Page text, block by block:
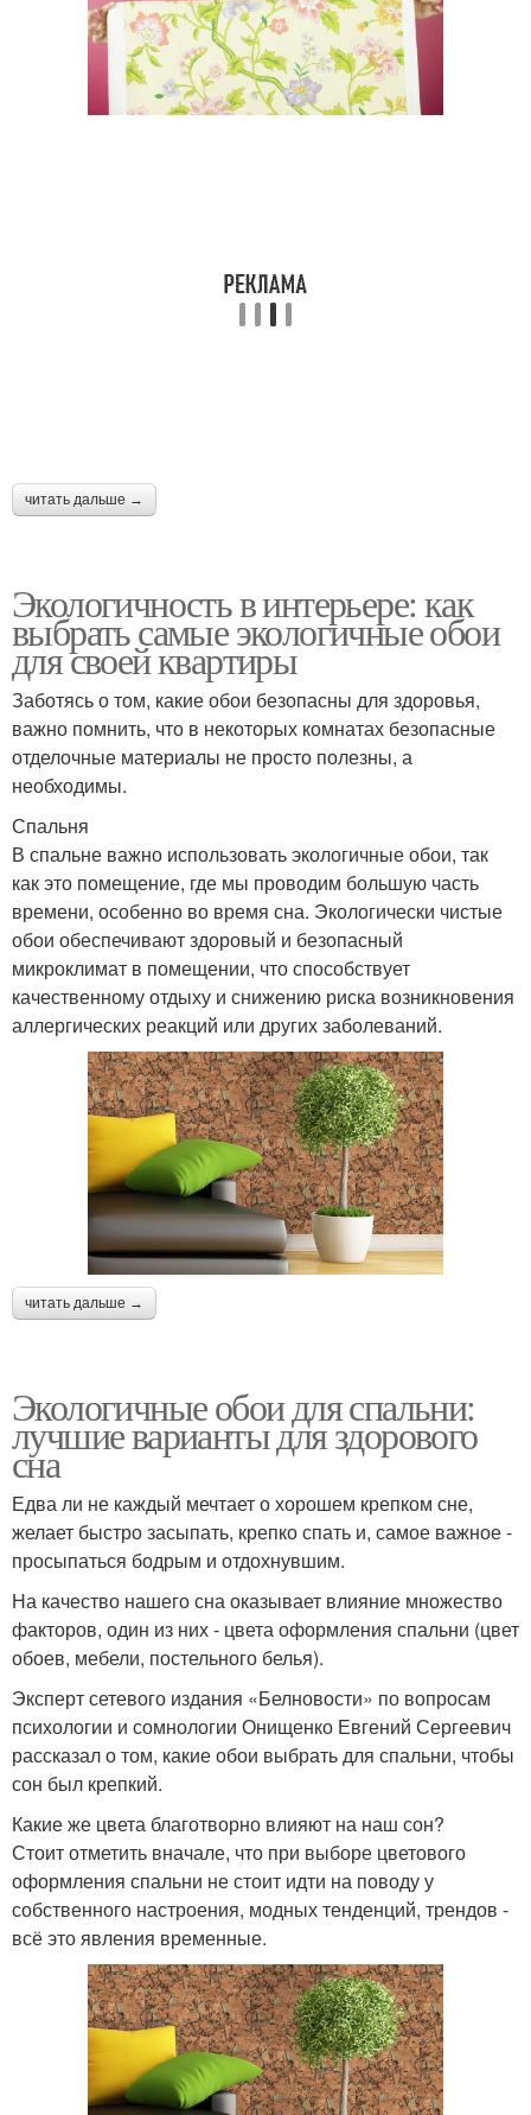
читать дальше →
Экологичность в интерьере: как
выбрать самые экологичные обои
для своей квартиры
Заботясь о том, какие обои безопасны для здоровья,
важно помнить, что в некоторых комнатах безопасные
отделочные материалы не просто полезны, а
необходимы.
Спальня
В спальне важно использовать экологичные обои, так
как это помещение, где мы проводим большую часть
времени, особенно во время сна. Экологически чистые
обои обеспечивают здоровый и безопасный
микроклимат в помещении, что способствует
качественному отдыху и снижению риска возникновения
аллергических реакций или других заболеваний.
читать дальше →
Экологичные обои для спальни:
лучшие варианты для здорового
сна
Едва ли не каждый мечтает о хорошем крепком сне,
желает быстро засыпать, крепко спать и, самое важное -
просыпаться бодрым и отдохнувшим.
На качество нашего сна оказывает влияние множество
факторов, один из них - цвета оформления спальни (цвет
обоев, мебели, постельного белья).
Эксперт сетевого издания «Белновости» по вопросам
психологии и сомнологии Онищенко Евгений Сергеевич
рассказал о том, какие обои выбрать для спальни, чтобы
сон был крепкий.
Какие же цвета благотворно влияют на наш сон?
Стоит отметить вначале, что при выборе цветового
оформления спальни не стоит идти на поводу у
собственного настроения, модных тенденций, трендов -
всё это явления временные.